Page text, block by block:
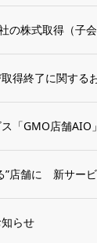
の株式取得（子
得終了に関する
「GMO店舗
”店舗に 新サー
らせ